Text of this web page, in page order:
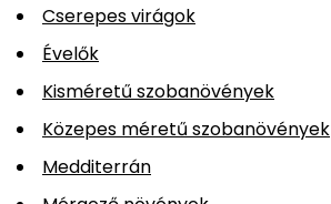
Cserepes virágok
Évelők
Kisméretű szobanövények
Közepes méretű szobanövények
Medditerrán